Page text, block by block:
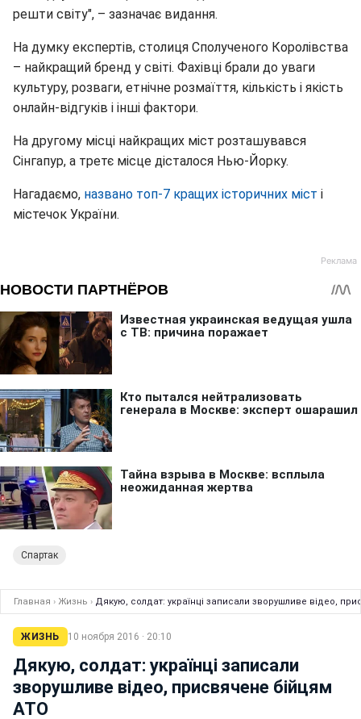
решти світу", – зазначає видання.
На думку експертів, столиця Сполученого Королівства
– найкращий бренд у світі. Фахівці брали до уваги
культуру, розваги, етнічне розмаїття, кількість і якість
онлайн-відгуків і інші фактори.
На другому місці найкращих міст розташувався
Сінгапур, а третє місце дісталося Нью-Йорку.
Нагадаємо, названо топ-7 кращих історичних міст і
містечок України.
Спартак
Главная › Жизнь › Дякую, солдат: українці записали зворушливе відео,
ЖИЗНЬ 10 ноября 2016 · 20:10
Дякую, солдат: українці записали
зворушливе відео, присвячене бійцям
АТО